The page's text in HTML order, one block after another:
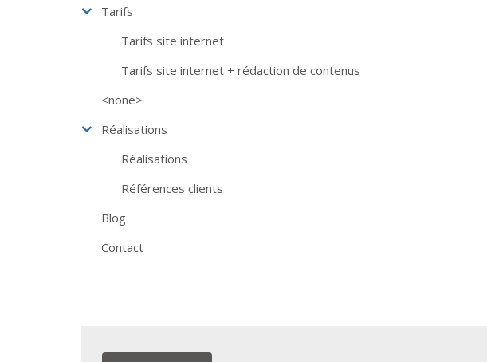
Tarifs
Tarifs site internet
Tarifs site internet + rédaction de contenus
<none>
Réalisations
Réalisations
Références clients
Blog
Contact